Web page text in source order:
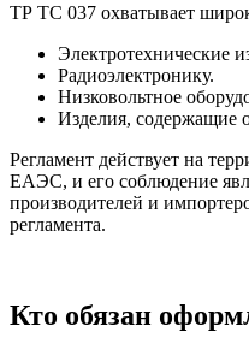
ТР ТС 037 охватывает
Электротехнические
Радиоэлектронику.
Низковольтное
Изделия, содержащие
Регламент действует на
ЕАЭС, и его соблюдение
производителей и
регламента.
Кто обязан